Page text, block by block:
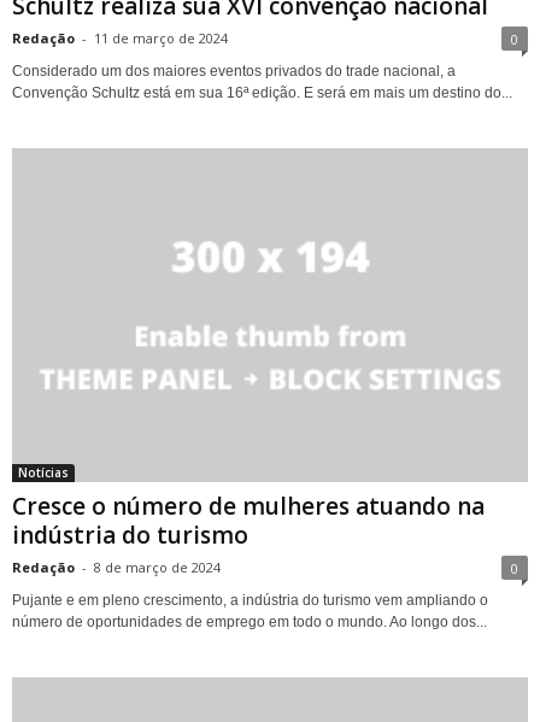
Redação - 11 de março de 2024 0
Considerado um dos maiores eventos privados do trade nacional, a
Convenção Schultz está em sua 16ª edição. E será em mais um destino do...
Notícias
Cresce o número de mulheres atuando na
indústria do turismo
Redação - 8 de março de 2024 0
Pujante e em pleno crescimento, a indústria do turismo vem ampliando o
número de oportunidades de emprego em todo o mundo. Ao longo dos...